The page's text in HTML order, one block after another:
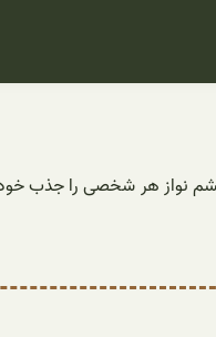
و چشم نواز هر شخصی را